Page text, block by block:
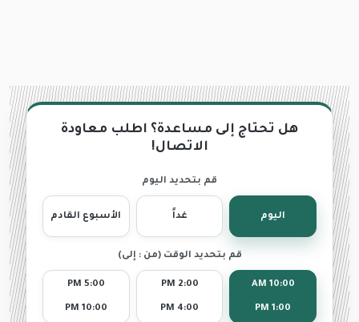
هل تحتاج إلى مساعدة؟ اطلب معاودة
الاتصال!
قم بتحديد اليوم
اليوم غداً الأسبوع القادم
قم بتحديد الوقت (من : إلى)
10:00 AM
1:00 PM
2:00 PM
4:00 PM
5:00 PM
10:00 PM